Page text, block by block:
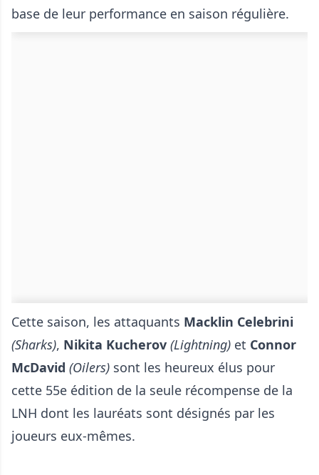
base de leur performance en saison régulière.
Cette saison, les attaquants Macklin Celebrini
(Sharks), Nikita Kucherov (Lightning) et Connor
McDavid (Oilers) sont les heureux élus pour
cette 55e édition de la seule récompense de la
LNH dont les lauréats sont désignés par les
joueurs eux-mêmes.